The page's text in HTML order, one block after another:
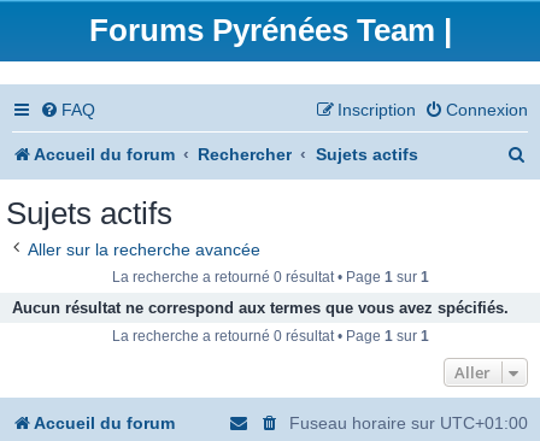
Forums Pyrénées Team |
FAQ Connexion
Inscription
Accueil du forum Rechercher Sujets actifs
Sujets actifs
Aller sur la recherche avancée
La recherche a retourné 0 résultat • Page 1sur 1
Aucun résultat ne correspond aux termes que vous avez spécifiés.
La recherche a retourné 0 résultat • Page 1sur 1
Aller
Accueil du forum Fuseau horaire sur UTC+01:00